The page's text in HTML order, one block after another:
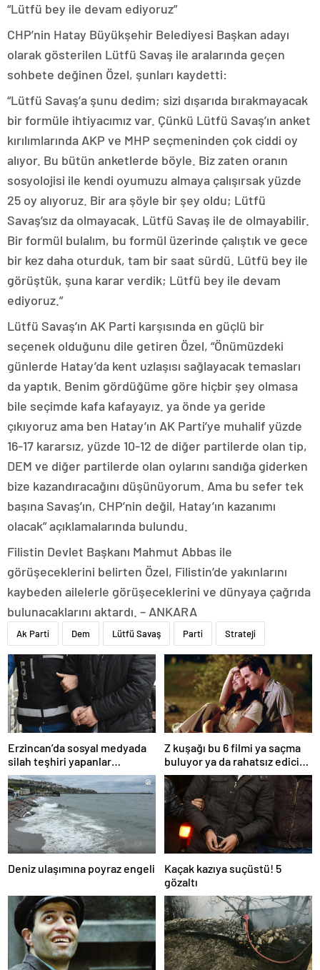
“Lütfü bey ile devam ediyoruz”
CHP’nin Hatay Büyükşehir Belediyesi Başkan adayı
olarak gösterilen Lütfü Savaş ile aralarında geçen
sohbete değinen Özel, şunları kaydetti:
“Lütfü Savaş’a şunu dedim; sizi dışarıda bırakmayacak
bir formüle ihtiyacımız var. Çünkü Lütfü Savaş’ın anket
kırılımlarında AKP ve MHP seçmeninden çok ciddi oy
alıyor. Bu bütün anketlerde böyle. Biz zaten oranın
sosyolojisi ile kendi oyumuzu almaya çalışırsak yüzde
25 oy alıyoruz. Bir ara şöyle bir şey oldu; Lütfü
Savaş’sız da olmayacak. Lütfü Savaş ile de olmayabilir.
Bir formül bulalım, bu formül üzerinde çalıştık ve gece
bir kez daha oturduk, tam bir saat sürdü. Lütfü bey ile
görüştük, şuna karar verdik; Lütfü bey ile devam
ediyoruz.”
Lütfü Savaş’ın AK Parti karşısında en güçlü bir
seçenek olduğunu dile getiren Özel, “Önümüzdeki
günlerde Hatay’da kent uzlaşısı sağlayacak temasları
da yaptık. Benim gördüğüme göre hiçbir şey olmasa
bile seçimde kafa kafayayız. ya önde ya geride
çıkıyoruz ama ben Hatay’ın AK Parti’ye muhalif yüzde
16-17 kararsız, yüzde 10-12 de diğer partilerde olan tip,
DEM ve diğer partilerde olan oylarını sandığa giderken
bize kazandıracağını düşünüyorum. Ama bu sefer tek
başına Savaş’ın, CHP’nin değil, Hatay’ın kazanımı
olacak” açıklamalarında bulundu.
Filistin Devlet Başkanı Mahmut Abbas ile
görüşeceklerini belirten Özel, Filistin’de yakınlarını
kaybeden ailelerle görüşeceklerini ve dünyaya çağrıda
bulunacaklarını aktardı. – ANKARA
Ak Parti Dem Lütfü Savaş Parti Strateji
Erzincan’da sosyal medyada
silah teşhiri yapanlar
yakalandı
Z kuşağı bu 6 filmi ya saçma
buluyor ya da rahatsız edici
ve toksik!
Deniz ulaşımına poyraz engeli
Kaçak kazıya suçüstü! 5
gözaltı